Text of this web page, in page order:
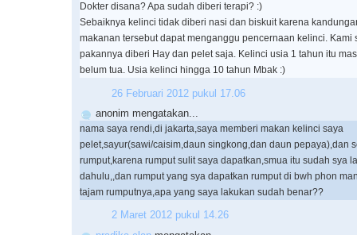
Dokter disana? Apa sudah diberi terapi? :)
Sebaiknya kelinci tidak diberi nasi dan biskuit karena
makanan tersebut dapat menganggu pencernaan kelinci. Kami
pakannya diberi Hay dan pelet saja. Kelinci usia 1 tahun itu
belum tua. Usia kelinci hingga 10 tahun Mbak :)
26 Februari 2012 pukul 17.06
anonim mengatakan...
nama saya rendi,di jakarta,saya memberi makan kelinci saya
pelet,sayur(sawi/caisim,daun singkong,dan daun pepaya),dan
rumput,karena rumput sulit saya dapatkan,smua itu sudah sya
dahulu,,dan rumput yang sya dapatkan rumput di bwh phon
tajam rumputnya,apa yang saya lakukan sudah benar??
2 Maret 2012 pukul 14.26